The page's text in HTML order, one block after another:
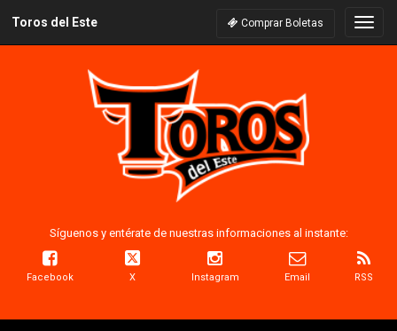
Toros del Este Comprar Boletas
Síguenos y entérate de nuestras informaciones al instante:
Facebook X Instagram Email RSS